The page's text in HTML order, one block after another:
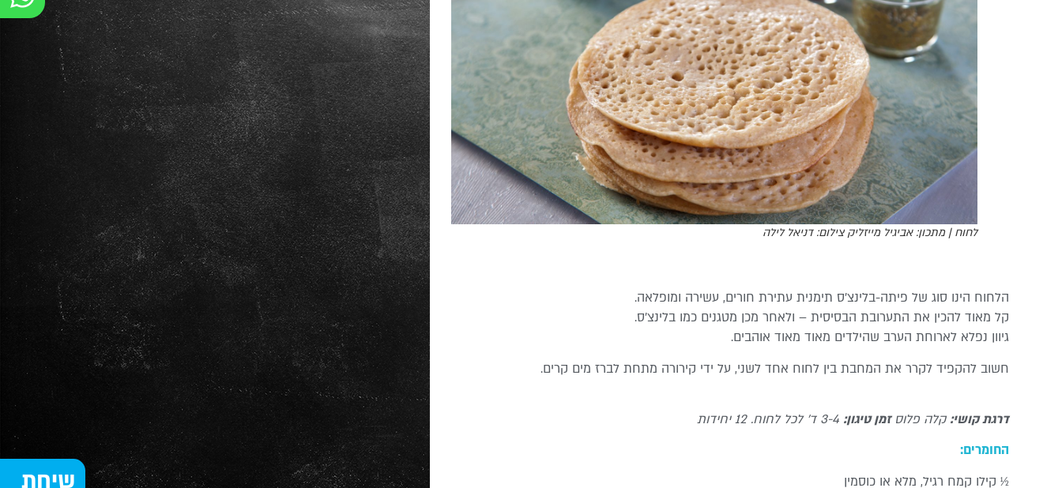
לחוח | מתכון: אביגיל מייזליק צילום: דניאל לילה
הלחוח הינו סוג של פיתה-בלינצ’ס תימנית עתירת חורים, עשירה ומופלאה.
קל מאוד להכין את התערובת הבסיסית – ולאחר מכן מטגנים כמו בלינצ’ס.
גיוון נפלא לארוחת הערב שהילדים מאוד מאוד אוהבים.
חשוב להקפיד לקרר את המחבת בין לחוח אחד לשני, על ידי קירורה מתחת לברז מים קרים.
דרגת קושי: קלה פלוסזמן טיגון:
החומרים:
½ קילו קמח רגיל, מלא או כוסמין
שיחת